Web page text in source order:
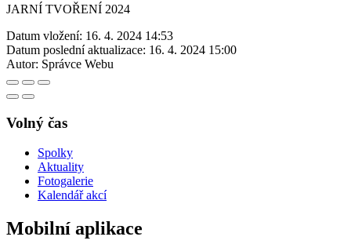
JARNÍ TVOŘENÍ 2024
Datum vložení: 16. 4. 2024 14:53
Datum poslední aktualizace: 16. 4. 2024 15:00
Autor: Správce Webu
Volný čas
Spolky
Aktuality
Fotogalerie
Kalendář akcí
Mobilní aplikace